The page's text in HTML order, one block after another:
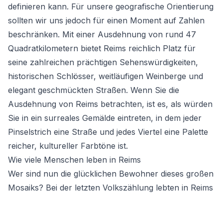
definieren kann. Für unsere geografische Orientierung
sollten wir uns jedoch für einen Moment auf Zahlen
beschränken. Mit einer Ausdehnung von rund 47
Quadratkilometern bietet Reims reichlich Platz für
seine zahlreichen prächtigen Sehenswürdigkeiten,
historischen Schlösser, weitläufigen Weinberge und
elegant geschmückten Straßen. Wenn Sie die
Ausdehnung von Reims betrachten, ist es, als würden
Sie in ein surreales Gemälde eintreten, in dem jeder
Pinselstrich eine Straße und jedes Viertel eine Palette
reicher, kultureller Farbtöne ist.
Wie viele Menschen leben in Reims
Wer sind nun die glücklichen Bewohner dieses großen
Mosaiks? Bei der letzten Volkszählung lebten in Reims